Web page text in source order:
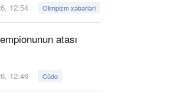
12:54 Olimpizm xəbərləri
atası
12:46 Cüdo